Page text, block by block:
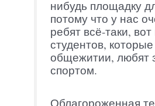
нибудь площадку
потому что у нас
ребят всё-таки,
студентов,
общежитии, любят
спортом.
Облагороженная